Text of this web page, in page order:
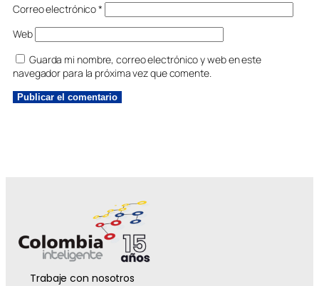
Correo electrónico*
Web
Guarda mi nombre, correo electrónico y web en este
navegador para la próxima vez que comente.
Trabaje con nosotros